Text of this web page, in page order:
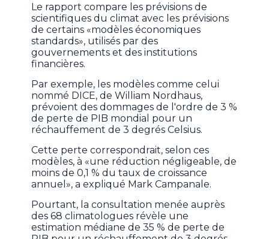
Le rapport compare les prévisions de
scientifiques du climat avec les prévisions
de certains «modèles économiques
standards», utilisés par des
gouvernements et des institutions
financières.
Par exemple, les modèles comme celui
nommé DICE, de William Nordhaus,
prévoient des dommages de l'ordre de 3 %
de perte de PIB mondial pour un
réchauffement de 3 degrés Celsius.
Cette perte correspondrait, selon ces
modèles, à «une réduction négligeable, de
moins de 0,1 % du taux de croissance
annuel», a expliqué Mark Campanale.
Pourtant, la consultation menée auprès
des 68 climatologues révèle une
estimation médiane de 35 % de perte de